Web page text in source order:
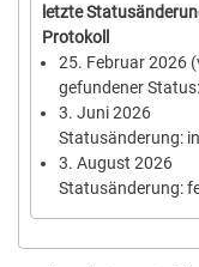
letzte
Protokoll
25. Februar 2026
gefundener
3. Juni 2026
Statusänderung:
3. August 2026
Statusänderung: